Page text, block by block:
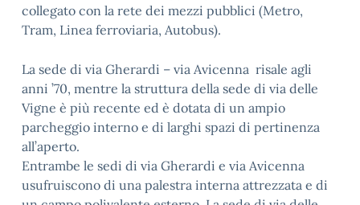
collegato con la rete dei mezzi pubblici (Metro,
Tram, Linea ferroviaria, Autobus).
La sede di via Gherardi – via Avicenna risale agli
anni ’70, mentre la struttura della sede di via delle
Vigne è più recente ed è dotata di un ampio
parcheggio interno e di larghi spazi di pertinenza
all’aperto.
Entrambe le sedi di via Gherardi e via Avicenna
usufruiscono di una palestra interna attrezzata e di